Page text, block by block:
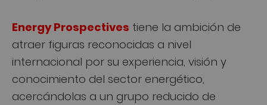
Energy Prospectives tiene la ambición de
atraer figuras reconocidas a nivel
internacional por su experiencia, visión y
conocimiento del sector energético,
acercándolas a un grupo reducido de